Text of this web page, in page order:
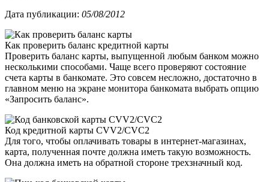
Дата публикации: 05/08/2012
Как проверить баланс кредитной карты
Проверить баланс карты, выпущенной любым банком можно
несколькими способами. Чаще всего проверяют состояние
счета карты в банкомате. Это совсем несложно, достаточно в
главном меню на экране монитора банкомата выбрать опцию
«Запросить баланс».
Код кредитной карты CVV2/CVC2
Для того, чтобы оплачивать товары в интернет-магазинах,
карта, полученная почте должна иметь такую возможность.
Она должна иметь на обратной стороне трехзначный код.